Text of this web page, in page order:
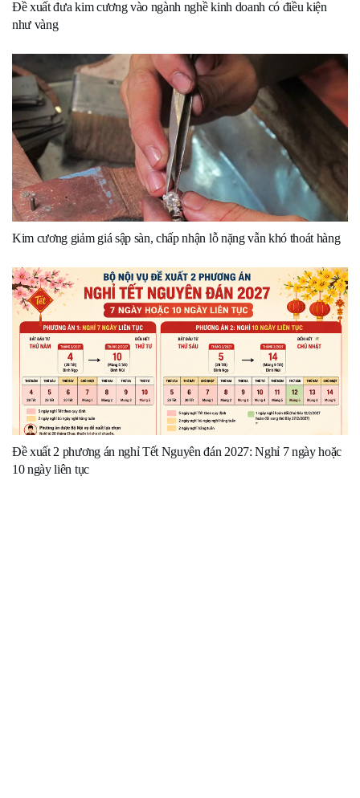
Đề xuất đưa kim cương vào ngành nghề kinh doanh có điều kiện
như vàng
Kim cương giảm giá sập sàn, chấp nhận lỗ nặng vẫn khó thoát hàng
Đề xuất 2 phương án nghỉ Tết Nguyên đán 2027: Nghỉ 7 ngày hoặc
10 ngày liên tục